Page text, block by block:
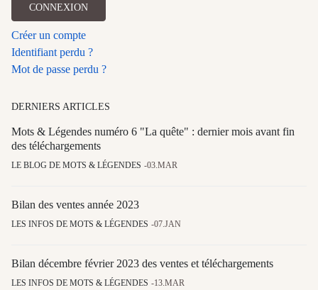
CONNEXION
Créer un compte
Identifiant perdu ?
Mot de passe perdu ?
DERNIERS ARTICLES
Mots & Légendes numéro 6 "La quête" : dernier mois avant fin
des téléchargements
LE BLOG DE MOTS & LÉGENDES 03.MAR
Bilan des ventes année 2023
LES INFOS DE MOTS & LÉGENDES 07.JAN
Bilan décembre février 2023 des ventes et téléchargements
LES INFOS DE MOTS & LÉGENDES 13.MAR